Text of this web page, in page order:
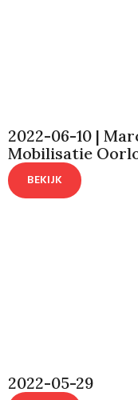
2022-06-10 |
Mobilisatie
BEKIJK
2022-05-29